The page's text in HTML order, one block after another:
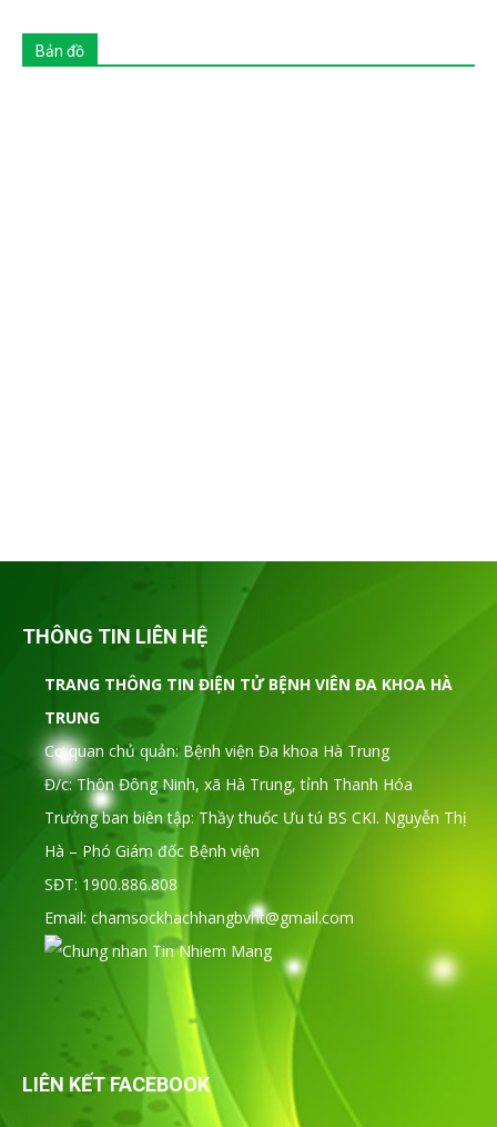
Bản đồ
THÔNG TIN LIÊN HỆ
TRANG THÔNG TIN ĐIỆN TỬ BỆNH VIÊN ĐA KHOA HÀ
TRUNG
Cơ quan chủ quản: Bệnh viện Đa khoa Hà Trung
Đ/c: Thôn Đông Ninh, xã Hà Trung, tỉnh Thanh Hóa
Trưởng ban biên tập: Thầy thuốc Ưu tú BS CKI. Nguyễn Thị
Hà – Phó Giám đốc Bệnh viện
SĐT: 1900.886.808
Email: chamsockhachhangbvht@gmail.com
LIÊN KẾT FACEBOOK